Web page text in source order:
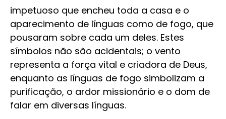
impetuoso que encheu toda a casa e o
aparecimento de línguas como de fogo, que
pousaram sobre cada um deles. Estes
símbolos não são acidentais; o vento
representa a força vital e criadora de Deus,
enquanto as línguas de fogo simbolizam a
purificação, o ardor missionário e o dom de
falar em diversas línguas.